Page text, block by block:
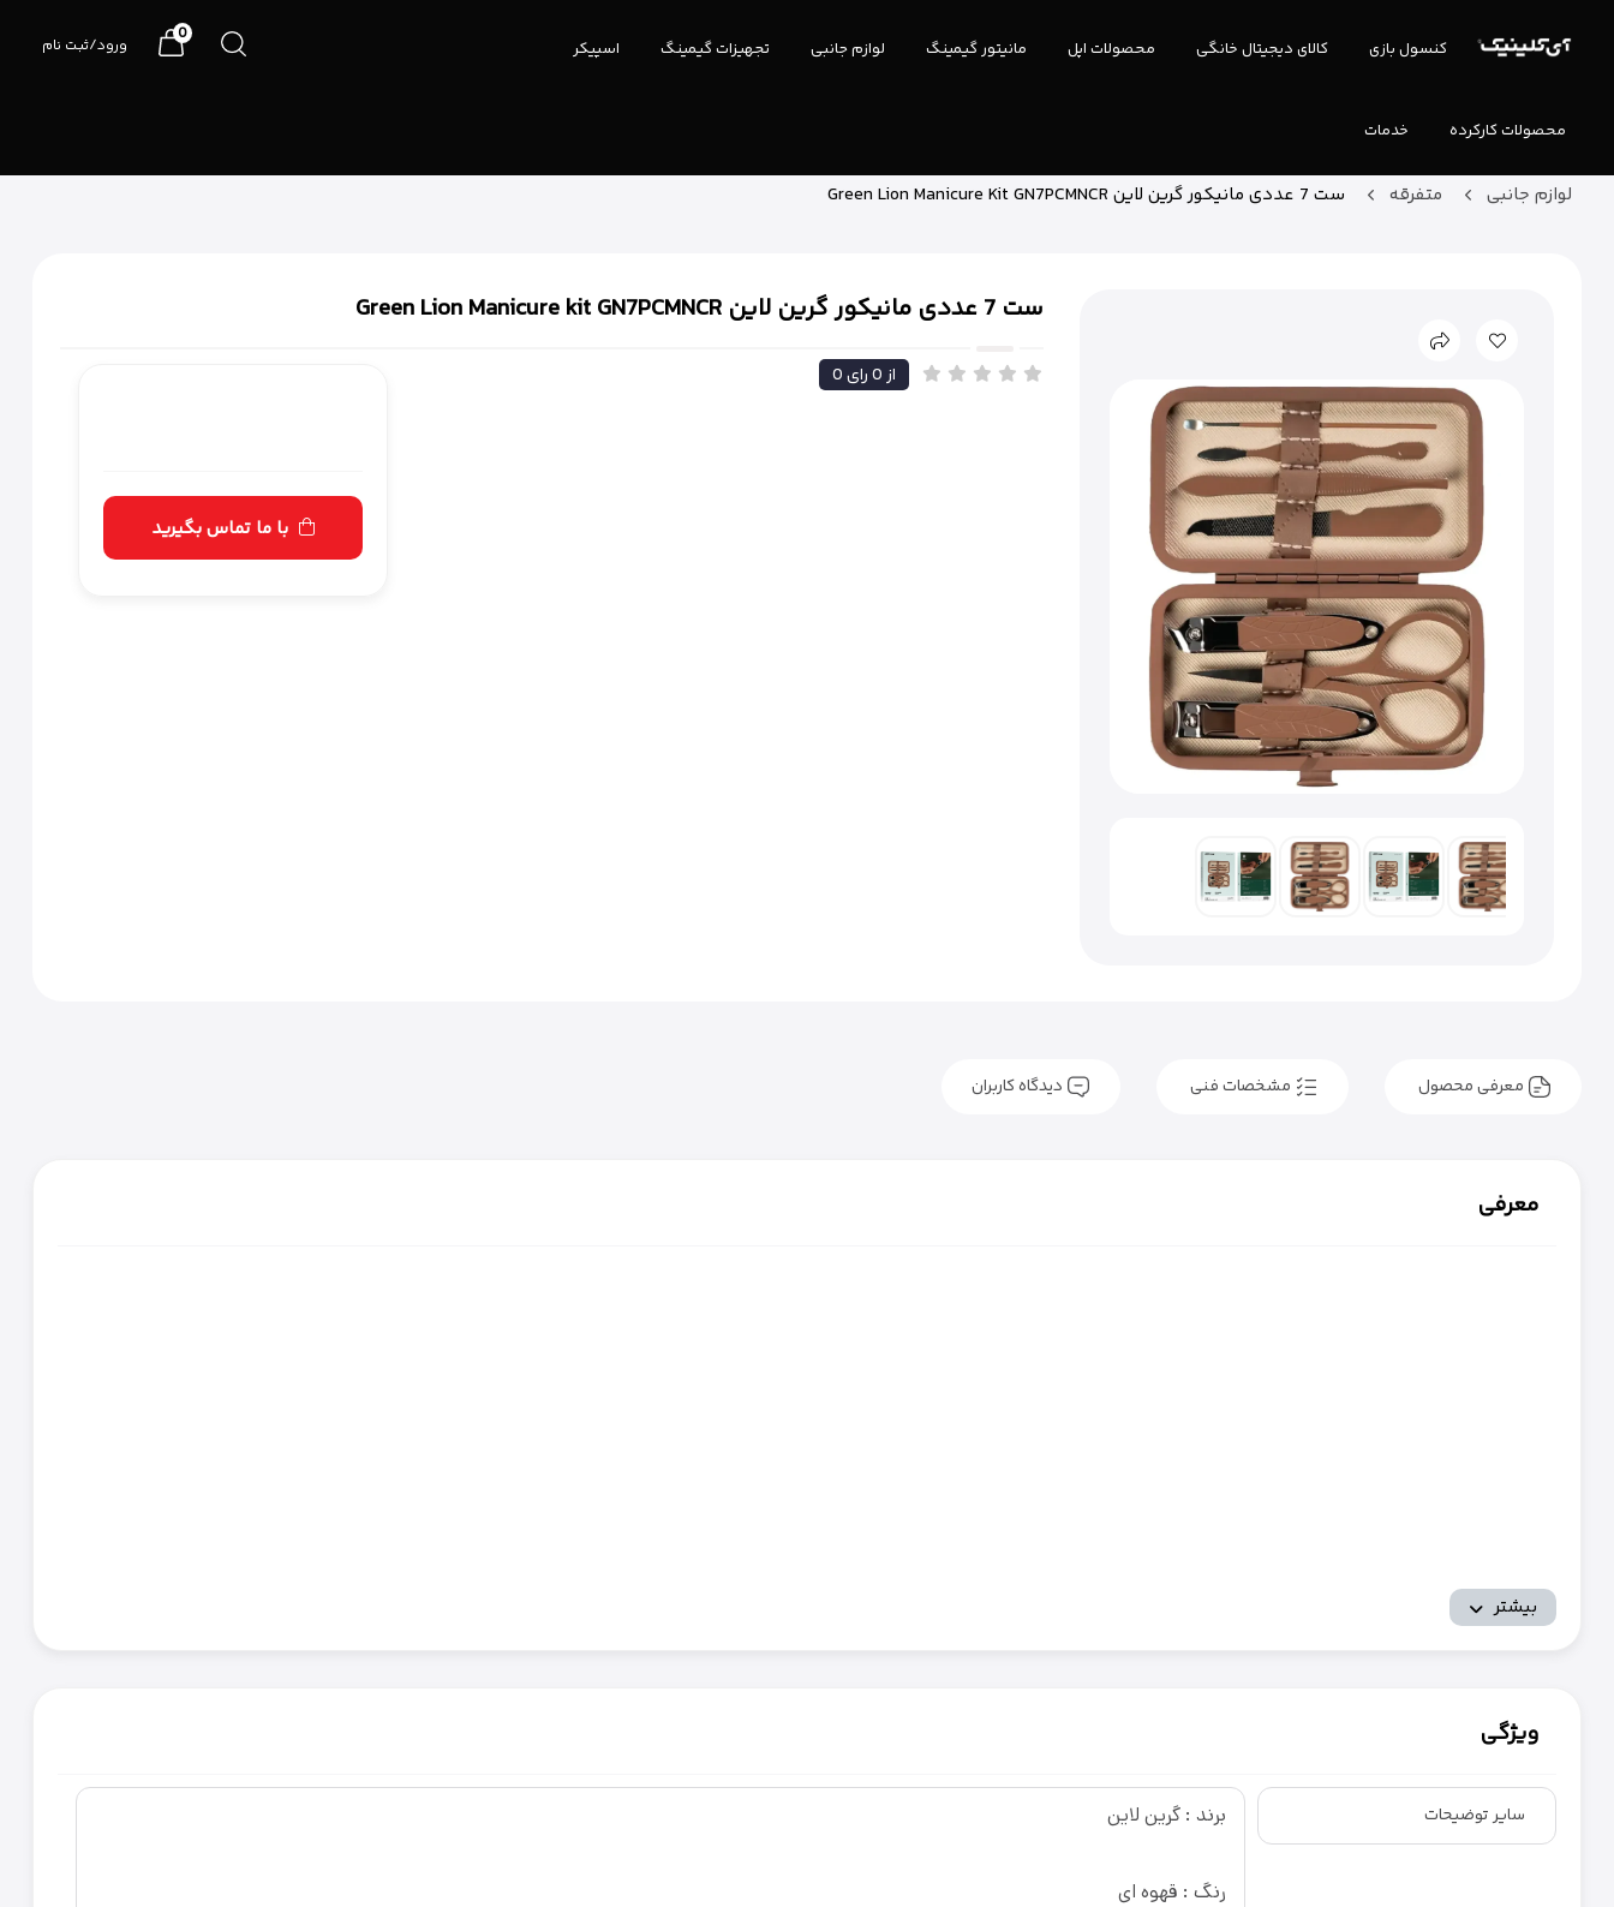
کنسول بازی کالای دیجیتال خانگی محصولات اپل مانیتور گیمینگ لوازم جانبی تجهیزات گیمینگ اسپیکر
محصولات کارکرده خدمات
ورود/ثبت نام
0
لوازم جانبی متفرقه ست 7 عددی مانیکور گرین لاین Green Lion Manicure Kit GN7PCMNCR
ست 7 عددی مانیکور گرین لاین Green Lion Manicure kit GN7PCMNCR
0 از0رای
با ما تماس بگیرید
معرفی محصول مشخصات فنی دیدگاه کاربران
معرفی
بیشتر
ویژگی
سایر توضیحات برند : گرین لاین
رنگ : قهوه ای